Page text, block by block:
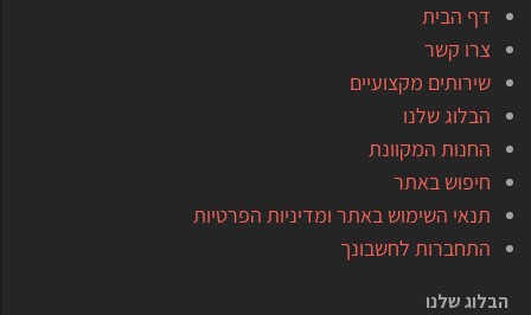
דף הבית
צרו קשר
שירותים מקצועיים
הבלוג שלנו
החנות המקוונת
חיפוש באתר
תנאי השימוש באתר ומדיניות הפרטיות
התחברות לחשבונך
הבלוג שלנו